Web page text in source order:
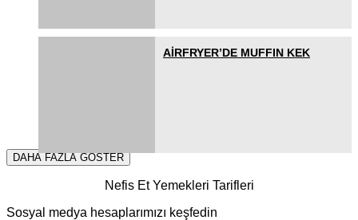
AİRFRYER’DE MUFFIN KEK
DAHA FAZLA GÖSTER
Nefis Et Yemekleri Tarifleri
Sosyal medya hesaplarımızı keşfedin